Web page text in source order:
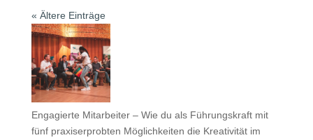
« Ältere Einträge
Engagierte Mitarbeiter – Wie du als Führungskraft mit
fünf praxiserprobten Möglichkeiten die Kreativität im